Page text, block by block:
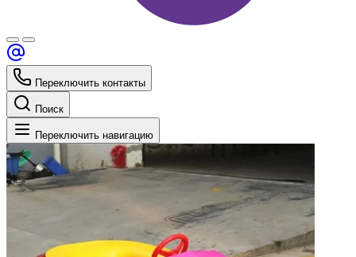
Переключить контакты
Поиск
Переключить навигацию